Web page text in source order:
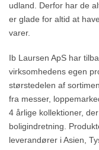
udland. Derfor har de
er glade for altid at
varer.
Ib Laursen ApS har
virksomhedens egen
størstedelen af
fra messer,
4 årlige kollektioner,
boligindretning.
leverandører i Asien,